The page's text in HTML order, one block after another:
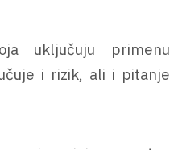
uključuju primenu
i rizik, ali i pitanje